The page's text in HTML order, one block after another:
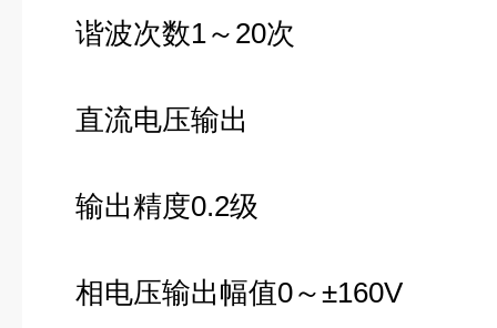
谐波次数1～20次
直流电压输出
输出精度0.2级
相电压输出幅值0～±160V